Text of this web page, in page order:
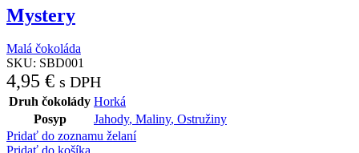
Mystery
Malá čokoláda
SKU: SBD001
4,95 € s DPH
Druh čokolády Horká
Posyp
Jahody, Maliny, Ostružiny
Pridať do zoznamu želaní
Pridať do košíka